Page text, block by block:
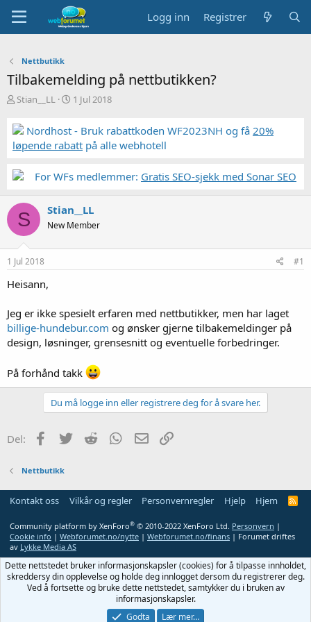
Logg inn Registrer
Nettbutikk
Tilbakemelding på nettbutikken?
T
å
d
s
a
e
r
Stian__LL
S
r
t
a
1 Jul 2018
Nordhost - Bruk rabattkoden WF2023NH og få 20%
løpende rabatt på alle webhotell
For WFs medlemmer: Gratis SEO-sjekk med Sonar SEO
S Stian__LL
New Member
1 Jul 2018 #1
Heisann,
Jeg er ikke spesielt erfaren med nettbutikker, men har laget
billige-hundebur.com og ønsker gjerne tilbakemeldinger på
design, løsninger, grensesnitt og eventuelle forbedringer.
På forhånd takk
Du må logge inn eller registrere deg for å svare her.
Del: Facebook
Twitter Reddit WhatsApp
E-post
Nettbutikk
Kontakt oss Vilkår og regler Personvernregler Hjelp Hjem
R
Community platform by XenForo® © 2010-2022 XenForo Ltd. Personvern |
Cookie info | Webforumet.no/nytte | Webforumet.no/finans | Forumet driftes
av Lykke Media AS
Dette nettstedet bruker informasjonskapsler (cookies) for å tilpasse innholdet,
skreddersy din opplevelse og holde deg innlogget dersom du registrerer deg.
Ved å fortsette og bruke dette nettstedet, samtykker du i bruken av
informasjonskapsler.
Godta
Lær mer…